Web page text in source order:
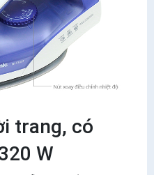
trang, có
W